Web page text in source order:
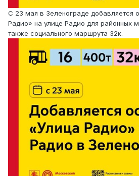
С 23 мая в Зеленограде добавляется
Радио» на улице Радио для районных
также социального маршрута 32к.